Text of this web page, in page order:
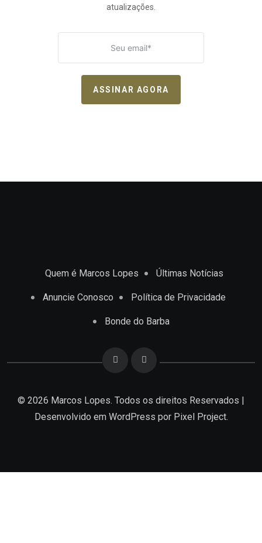
atualizações.
ASSINAR AGORA
Quem é Marcos Lopes Últimas Notícias
Anuncie Conosco Política de Privacidade
Bonde do Barba
© 2026 Marcos Lopes. Todos os direitos Reservados |
Desenvolvido em WordPress por Pixel Project.